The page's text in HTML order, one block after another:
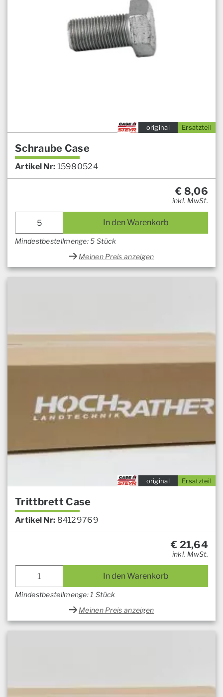
Ersatzteil
original
Schraube Case
Artikel Nr: 15980524
€ 8,06
inkl. MwSt.
In den Warenkorb
Mindestbestellmenge: 5 Stück
Meinen Preis anzeigen
Ersatzteil
original
Trittbrett Case
Artikel Nr: 84129769
€ 21,64
inkl. MwSt.
In den Warenkorb
Mindestbestellmenge: 1 Stück
Meinen Preis anzeigen